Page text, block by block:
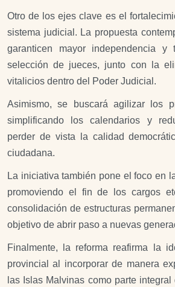
Otro de los ejes clave es el
sistema judicial. La propuesta
garanticen mayor independencia y
selección de jueces, junto con la
vitalicios dentro del Poder Judicial.
Asimismo, se buscará agilizar los
simplificando los calendarios y
perder de vista la calidad
ciudadana.
La iniciativa también pone el foco en
promoviendo el fin de los cargos
consolidación de estructuras
objetivo de abrir paso a nuevas
Finalmente, la reforma reafirma la
provincial al incorporar de manera
las Islas Malvinas como parte